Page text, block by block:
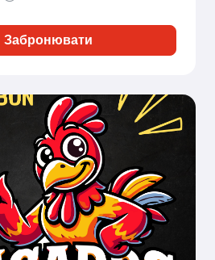
Забронювати